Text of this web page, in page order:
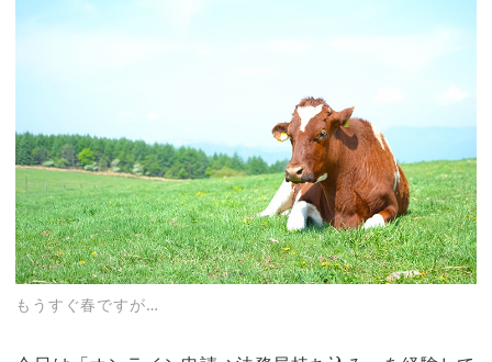
もうすぐ春ですが…